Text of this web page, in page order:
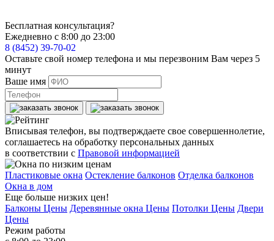
Бесплатная консультация?
Ежедневно с 8:00 до 23:00
8 (8452) 39-70-02
Оставьте свой номер телефона и мы перезвоним Вам через 5
минут
Ваше имя
Вписывая телефон, вы подтверждаете свое совершеннолетие,
соглашаетесь на обработку персональных данных
в соответствии с Правовой информацией
Пластиковые окна Остекление балконов Отделка балконов
Окна в дом
Еще больше низких цен!
Балконы Цены Деревянные окна Цены Потолки Цены Двери
Цены
Режим работы